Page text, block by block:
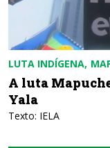
LUTA INDÍGENA
A luta
Yala
Texto: IELA